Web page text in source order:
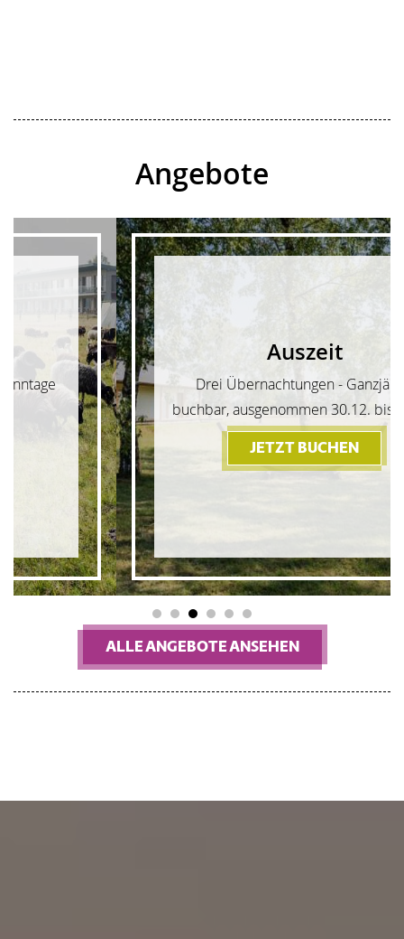
Angebote
Drei Übernachtungen - Ganzjährig
buchbar, ausgenommen 30.12. bis 01.01.
JETZT BUCHEN- AUSZEIT
1 2 3 4 5 6
ALLE ANGEBOTE ANSEHEN